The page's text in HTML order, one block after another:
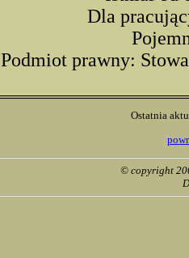
Dla
Podmiot prawny:
Ostatnia
© copyright